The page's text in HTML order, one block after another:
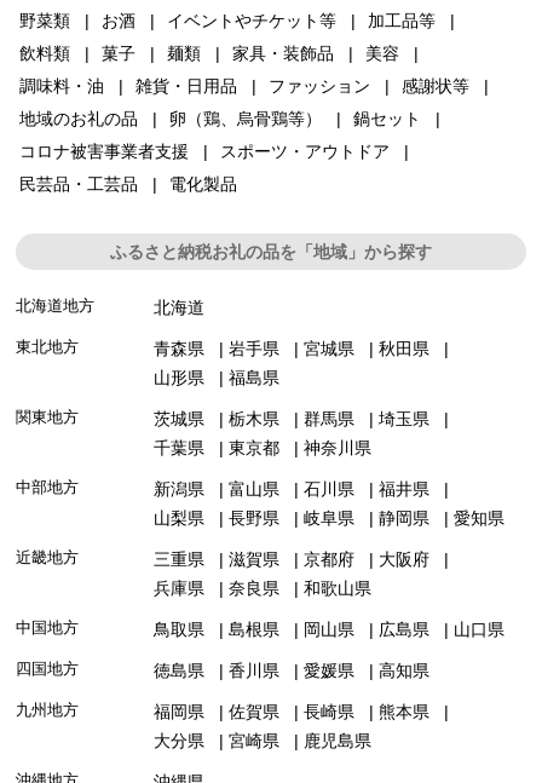
野菜類
お酒 イベントやチケット等
加工品等
飲料類
菓子 麺類 家具・装飾品
美容
調味料・油
雑貨・日用品 ファッション
感謝状等
地域のお礼の品
卵（鶏、烏骨鶏等）
鍋セット
コロナ被害事業者支援
スポーツ・アウトドア
民芸品・工芸品
電化製品
ふるさと納税お礼の品を「地域」から探す
北海道地方 北海道
東北地方 青森県 岩手県 宮城県
秋田県
山形県
福島県
関東地方 茨城県 栃木県 群馬県
埼玉県
千葉県
東京都 神奈川県
中部地方 新潟県 富山県 石川県
福井県
山梨県
長野県 岐阜県 静岡県 愛知県
近畿地方 三重県 滋賀県 京都府
大阪府
兵庫県
奈良県 和歌山県
中国地方 鳥取県 島根県 岡山県 広島県 山口県
四国地方 徳島県 香川県 愛媛県 高知県
九州地方 福岡県 佐賀県 長崎県
熊本県
大分県
宮崎県 鹿児島県